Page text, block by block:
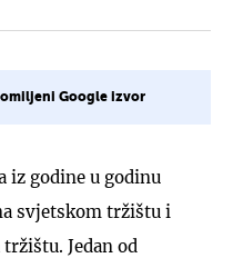
omiljeni Google izvor
iz godine u godinu
svjetskom tržištu i
Jedan od